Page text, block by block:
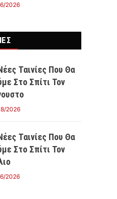
2026
Ταινίες Που Θα
Στο Σπίτι Τον
2026
Ταινίες Που Θα
Στο Σπίτι Τον
2026